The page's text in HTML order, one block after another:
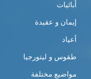
أبائيات
إيمان و عقيدة
أعياد
طقوس و ليتورجيا
مواضيع مختلفة